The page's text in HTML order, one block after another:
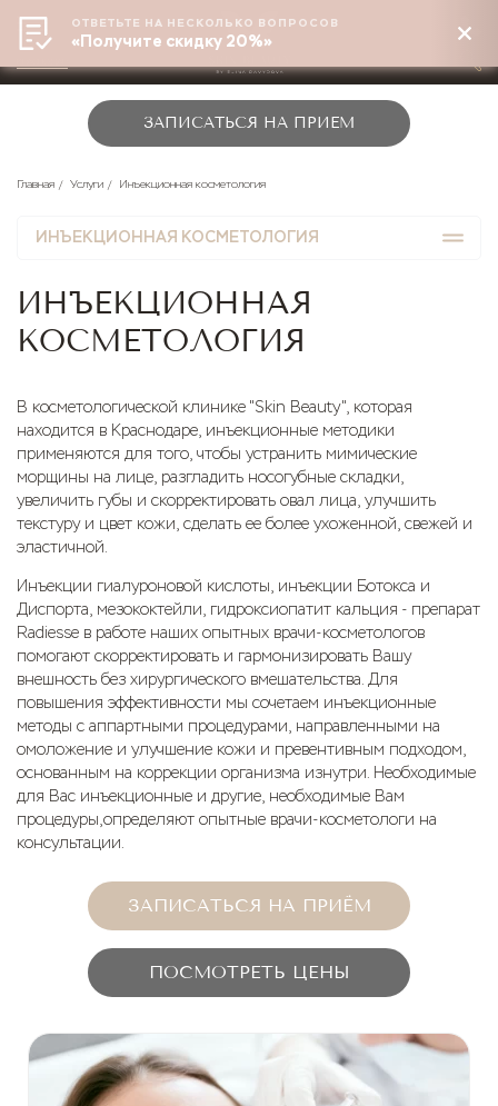
ЗАПИСАТЬСЯ НА ПРИЕМ
Главная Услуги Инъекционная косметология
ИНЪЕКЦИОННАЯ КОСМЕТОЛОГИЯ
Контурная пластика лица
Биоревитализация
Ботулинотерапия
Мезотерапия
Плазмотерапия
Коллаген терапия
Полимолочная кислота
Векторный лифтинг Радиесс
AestheFill
ИНЪЕКЦИОННАЯ
КОСМЕТОЛОГИЯ
В косметологической клинике "Skin Beauty", которая
находится в Краснодаре, инъекционные методики
применяются для того, чтобы устранить мимические
морщины на лице, разгладить носогубные складки,
увеличить губы и скорректировать овал лица, улучшить
текстуру и цвет кожи, сделать ее более ухоженной, свежей и
эластичной.
Инъекции гиалуроновой кислоты, инъекции Ботокса и
Диспорта, мезококтейли, гидроксиопатит кальция - препарат
Radiesse в работе наших опытных врачи-косметологов
помогают скорректировать и гармонизировать Вашу
внешность без хирургического вмешательства. Для
повышения эффективности мы сочетаем инъекционные
методы с аппартными процедурами, направленными на
омоложение и улучшение кожи и превентивным подходом,
основанным на коррекции организма изнутри. Необходимые
для Вас инъекционные и другие, необходимые Вам
процедуры,определяют опытные врачи-косметологи на
консультации.
ЗАПИСАТЬСЯ НА ПРИЁМ
ПОСМОТРЕТЬ ЦЕНЫ
ОТВЕТЬТЕ НА НЕСКОЛЬКО ВОПРОСОВ
«Получите скидку 20%»